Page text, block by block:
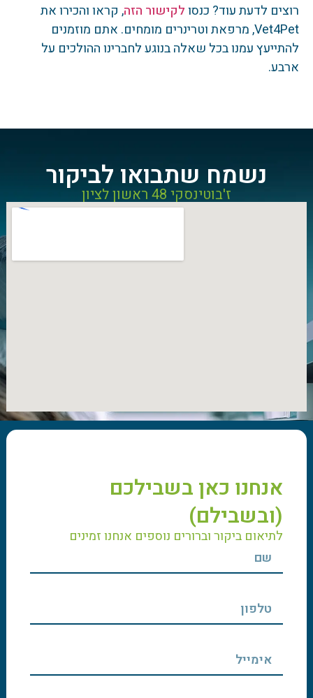
רוצים לדעת עוד? כנסולקישור הזה, קראו והכירו את
Vet4Pet, מרפאת וטרינרים מומחים. אתם מוזמנים
להתייעץ עמנו בכל שאלה בנוגע לחברינו ההולכים על
ארבע.
נשמח שתבואו לביקור
ז'בוטינסקי 48 ראשון לציון
אנחנו כאן בשבילכם
(ובשבילם)
לתיאום ביקור וברורים נוספים אנחנו זמינים